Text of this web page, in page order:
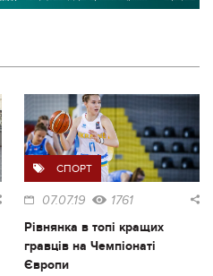
СПОРТ
07.07.19 1761
Рівнянка в топі кращих
гравців на Чемпіонаті
Європи